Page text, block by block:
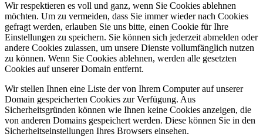
Wir respektieren es voll und ganz, wenn Sie Cookies ablehnen
möchten. Um zu vermeiden, dass Sie immer wieder nach Cookies
gefragt werden, erlauben Sie uns bitte, einen Cookie für Ihre
Einstellungen zu speichern. Sie können sich jederzeit abmelden oder
andere Cookies zulassen, um unsere Dienste vollumfänglich nutzen
zu können. Wenn Sie Cookies ablehnen, werden alle gesetzten
Cookies auf unserer Domain entfernt.
Wir stellen Ihnen eine Liste der von Ihrem Computer auf unserer
Domain gespeicherten Cookies zur Verfügung. Aus
Sicherheitsgründen können wie Ihnen keine Cookies anzeigen, die
von anderen Domains gespeichert werden. Diese können Sie in den
Sicherheitseinstellungen Ihres Browsers einsehen.